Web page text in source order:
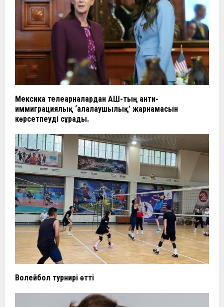
Мексика телеарналардан АҚШ-тың анти-
иммиграциялық ‘алалаушылық’ жарнамасын
көрсетпеуді сұрады.
Волейбол турнирі өтті